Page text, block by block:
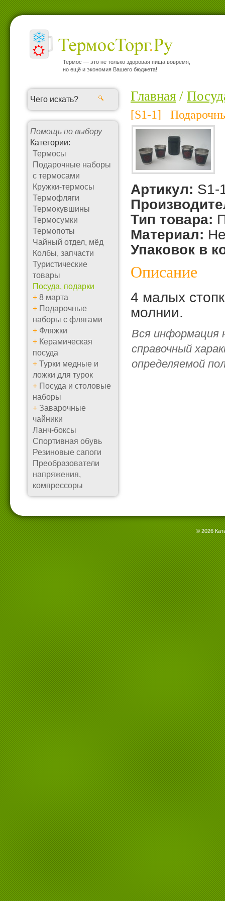
Термос — это не только здоровая пища вовремя,
но ещё и экономия Вашего бюджета!
Помощь по выбору
Категории:
Термосы
Подарочные наборы
с термосами
Кружки-термосы
Термофляги
Термокувшины
Термосумки
Термопоты
Чайный отдел, мёд
Колбы, запчасти
Туристические
товары
Посуда, подарки
+ 8 марта
+ Подарочные
наборы с флягами
+ Фляжки
+ Керамическая
посуда
+ Турки медные и
ложки для турок
+ Посуда и столовые
наборы
+ Заварочные
чайники
Ланч-боксы
Спортивная обувь
Резиновые сапоги
Преобразователи
напряжения,
компрессоры
Главная /
[S1-1]
Артикул: S1-
Тип товара:
Материал:
Упаковок в
Описание
4 малых
молнии.
Вся информация
справочный
определяемой
© 2026